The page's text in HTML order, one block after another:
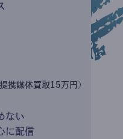
携媒体買取15万円)
ない
に配信